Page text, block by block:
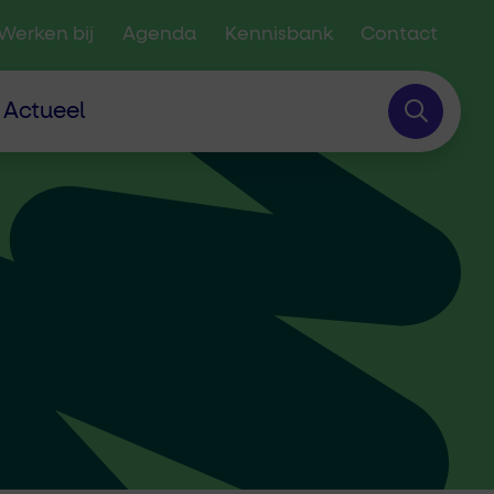
bij Agenda Kennisbank Contact
Actueel